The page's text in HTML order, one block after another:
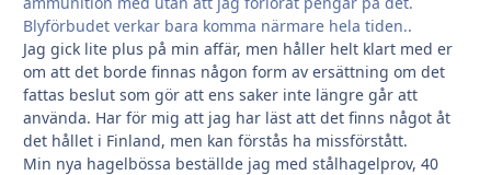
Blyförbudet verkar bara komma närmare hela tiden..
Jag gick lite plus på min affär, men håller helt klart med er
om att det borde finnas någon form av ersättning om det
fattas beslut som gör att ens saker inte längre går att
använda. Har för mig att jag har läst att det finns något åt
det hållet i Finland, men kan förstås ha missförstått.
Min nya hagelbössa beställde jag med stålhagelprov, 40